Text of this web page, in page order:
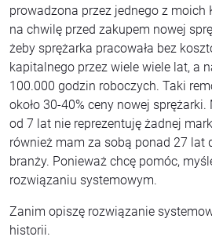
prowadzona przez jednego z moich
na chwilę przed zakupem nowej
żeby sprężarka pracowała bez
kapitalnego przez wiele wiele lat, a
100.000 godzin roboczych. Taki
około 30-40% ceny nowej
od 7 lat nie reprezentuję żadnej
również mam za sobą ponad 27 lat
branży. Ponieważ chcę pomóc,
rozwiązaniu systemowym.
Zanim opiszę rozwiązanie
historii.